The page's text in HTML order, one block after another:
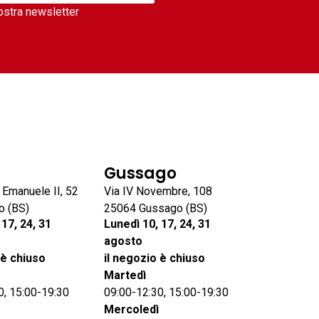
newsletter
II, 52
(BS)
24, 31
chiuso
15:00-19:30
Gussago
Via IV Novembre, 108
25064 Gussago (BS)
Lunedì 10, 17, 24, 31
agosto
il negozio è chiuso
Martedì
09:00-12:30, 15:00-19:30
Mercoledì